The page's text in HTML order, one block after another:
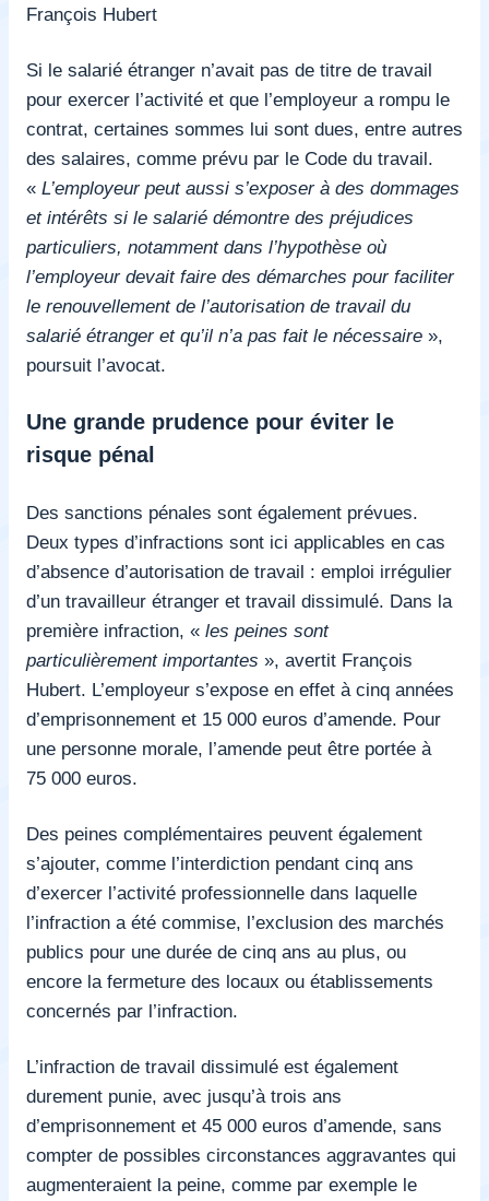
François Hubert
Si le salarié étranger n’avait pas de titre de travail
pour exercer l’activité et que l’employeur a rompu le
contrat, certaines sommes lui sont dues, entre autres
des salaires, comme prévu par le Code du travail.
« L’employeur peut aussi s’exposer à des dommages
et intérêts si le salarié démontre des préjudices
particuliers, notamment dans l’hypothèse où
l’employeur devait faire des démarches pour faciliter
le renouvellement de l’autorisation de travail du
salarié étranger et qu’il n’a pas fait le nécessaire »,
poursuit l’avocat.
Une grande prudence pour éviter le
risque pénal
Des sanctions pénales sont également prévues.
Deux types d’infractions sont ici applicables en cas
d’absence d’autorisation de travail : emploi irrégulier
d’un travailleur étranger et travail dissimulé. Dans la
première infraction, « les peines sont
particulièrement importantes », avertit François
Hubert. L’employeur s’expose en effet à cinq années
d’emprisonnement et 15 000 euros d’amende. Pour
une personne morale, l’amende peut être portée à
75 000 euros.
Des peines complémentaires peuvent également
s’ajouter, comme l’interdiction pendant cinq ans
d’exercer l’activité professionnelle dans laquelle
l’infraction a été commise, l’exclusion des marchés
publics pour une durée de cinq ans au plus, ou
encore la fermeture des locaux ou établissements
concernés par l’infraction.
L’infraction de travail dissimulé est également
durement punie, avec jusqu’à trois ans
d’emprisonnement et 45 000 euros d’amende, sans
compter de possibles circonstances aggravantes qui
augmenteraient la peine, comme par exemple le